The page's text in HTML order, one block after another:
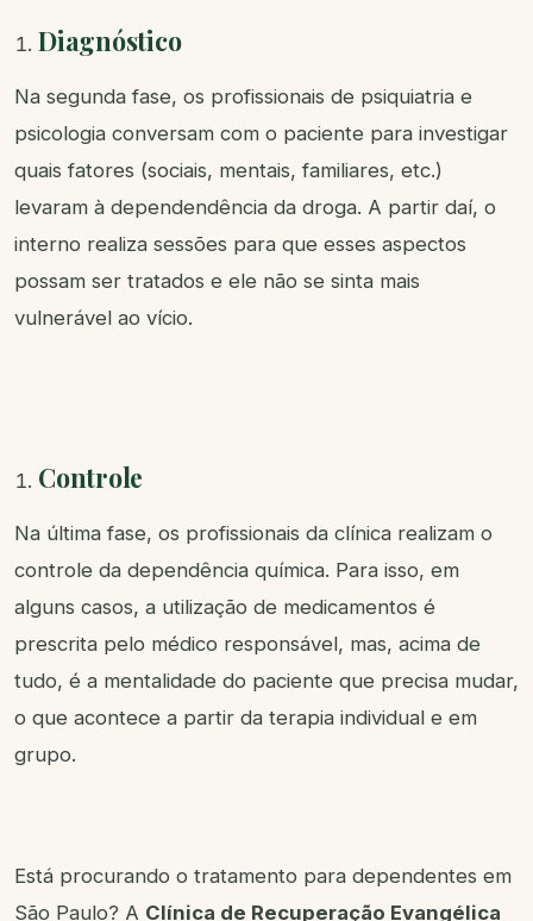
Diagnóstico
Na segunda fase, os profissionais de psiquiatria e
psicologia conversam com o paciente para investigar
quais fatores (sociais, mentais, familiares, etc.)
levaram à dependendência da droga. A partir daí, o
interno realiza sessões para que esses aspectos
possam ser tratados e ele não se sinta mais
vulnerável ao vício.
Controle
Na última fase, os profissionais da clínica realizam o
controle da dependência química. Para isso, em
alguns casos, a utilização de medicamentos é
prescrita pelo médico responsável, mas, acima de
tudo, é a mentalidade do paciente que precisa mudar,
o que acontece a partir da terapia individual e em
grupo.
Está procurando o tratamento para dependentes em
São Paulo? A Clínica de Recuperação Evangélica